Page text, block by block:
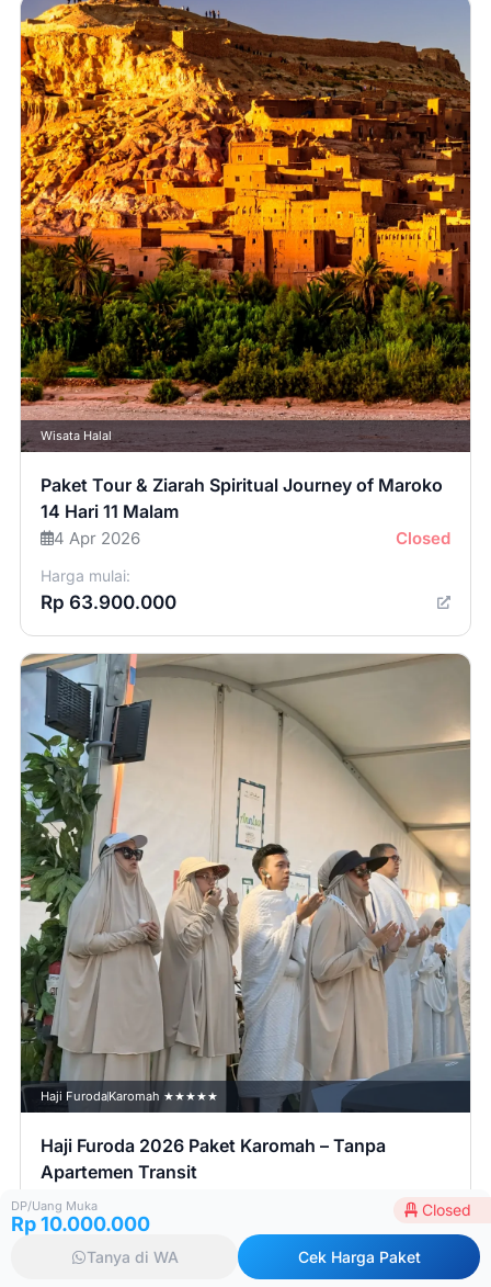
Wisata Halal
Paket Tour & Ziarah Spiritual Journey of Maroko
14 Hari 11 Malam
4 Apr 2026 Closed
Harga mulai:
Rp 63.900.000
Haji FurodaKaromah ★★★★★
Haji Furoda 2026 Paket Karomah – Tanpa
Apartemen Transit
16 Mei 2026 Closed
Harga mulai:
USD 33.500
DP/Uang Muka
Rp 10.000.000
Closed
Tanya di WA Cek Harga Paket